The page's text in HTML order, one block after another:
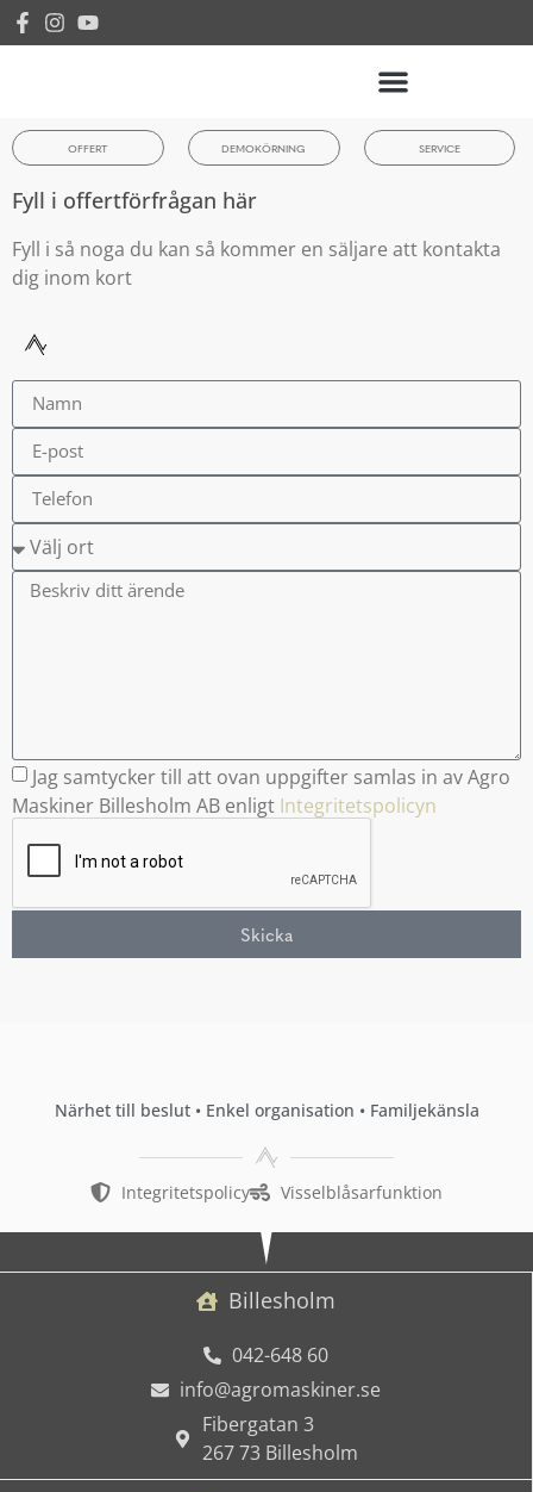
OFFERT DEMOKÖRNING SERVICE
Fyll i offertförfrågan här
Fyll i så noga du kan så kommer en säljare att kontakta
dig inom kort
Jag samtycker till att ovan uppgifter samlas in av Agro
Maskiner Billesholm AB enligt Integritetspolicyn
Skicka
Närhet till beslut • Enkel organisation • Familjekänsla
Integritetspolicy Visselblåsarfunktion
Billesholm
042-648 60
info@agromaskiner.se
Fibergatan 3
267 73 Billesholm